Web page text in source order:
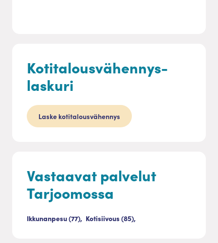
Vastaavat palvelut
Tarjoomossa
Ikkunanpesu (77), Kotisiivous (85),
Kotitalousvähennys-
laskuri
Laske kotitalousvähennys